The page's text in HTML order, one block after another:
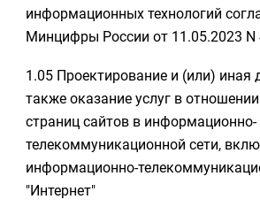
информационных технологий
Минцифры России от 11.05.2023 N
1.05 Проектирование и (или) иная
также оказание услуг в
страниц сайтов в информационно-
телекоммуникационной сети,
информационно-
"Интернет"